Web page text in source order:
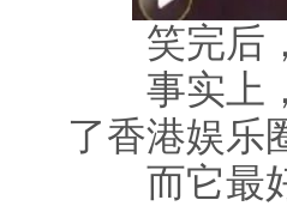
笑完后，
事实上，
了香港娱乐
而它最好